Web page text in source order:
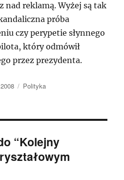
nad reklamą. Wyżej są tak
próba
czy perypetie słynnego
który odmówił
przez prezydenta.
Kategorie
Polityka
“Kolejny